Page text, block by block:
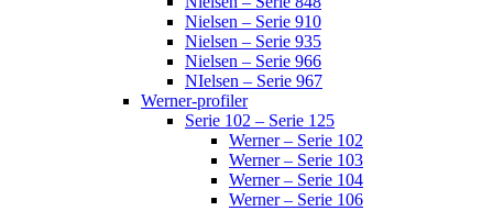
Nielsen – Serie 910
Nielsen – Serie 935
Nielsen – Serie 966
NIelsen – Serie 967
Werner-profiler
Serie 102 – Serie 125
Werner – Serie 102
Werner – Serie 103
Werner – Serie 104
Werner – Serie 106